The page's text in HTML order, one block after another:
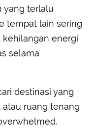
yang terlalu
tempat lain sering
energi
selama
destinasi yang
ruang tenang